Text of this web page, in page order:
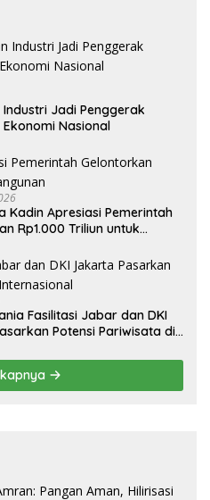
Jadi Penggerak
Nasional
Kadin Apresiasi Pemerintah
Rp1.000 Triliun untuk
Fasilitasi Jabar dan DKI
Potensi Pariwisata di